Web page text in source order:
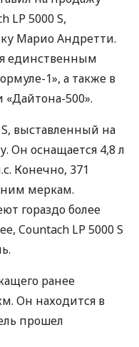
LP 5000 S,
Марио Андретти.
единственным
1», а также в
«Дайтона-500».
выставленный на
Он оснащается 4,8 л
Конечно, 371
меркам.
гораздо более
Countach LP 5000 S
ранее
Он находится в
прошел